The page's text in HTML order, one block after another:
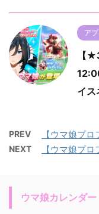
アプ
【
イス
PREV 【ウマ娘プ
NEXT 【ウマ娘プ
ウマ娘カレンダー